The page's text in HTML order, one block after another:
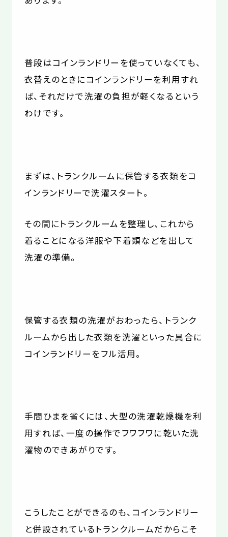
普段はコインランドリーを使っていなくても、
衣替えのときにコインランドリーを利用すれ
ば、それだけで洗濯の負担が軽くなるという
わけです。
まずは、トランクルームに保管する衣類をコ
インランドリーで洗濯スタート。
その間にトランクルームを整理し、これから
着ることになる洋服や下着類などを出して
洗濯の準備。
保管する衣類の洗濯がおわったら、トランク
ルームから出した衣類を洗濯といった具合に
コインランドリーをフル活用。
手間ひまを省くには、大型の洗濯乾燥機を利
用すれば、一度の操作でフワフワに乾いた洗
濯物のできあがりです。
こうしたことができるのも、コインランドリー
と併設されているトランクルームだからこそ